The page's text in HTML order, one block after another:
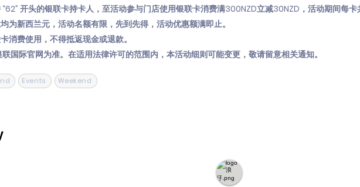
开头的银联卡持卡人，至活动参与门店使用银联卡消费满300NZD立减30NZD，活动期间每卡
为新西兰元，活动名额有限，先到先得，活动优惠额满即止。
消费使用，不得抵返现金或退款。
国际官网为准。在适用法律许可的范围内，本活动细则可能变更，敬请留意相关通知。
Events Weekend